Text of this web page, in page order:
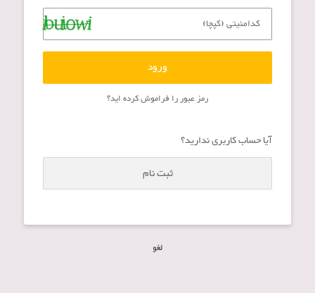
ورود
رمز عبور را فراموش کرده اید؟
آیا حساب کاربری ندارید؟
ثبت نام
لغو